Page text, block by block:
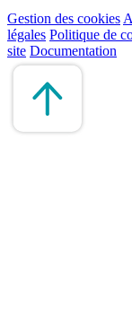
Gestion des cookies
légales Politique de
site Documentation